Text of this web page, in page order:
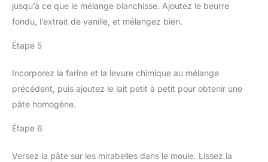
jusqu’à ce que le mélange blanchisse. Ajoutez le beurre
fondu, l’extrait de vanille, et mélangez bien.
Étape 5
Incorporez la farine et la levure chimique au mélange
précédent, puis ajoutez le lait petit à petit pour obtenir une
pâte homogène.
Étape 6
Versez la pâte sur les mirabelles dans le moule. Lissez la